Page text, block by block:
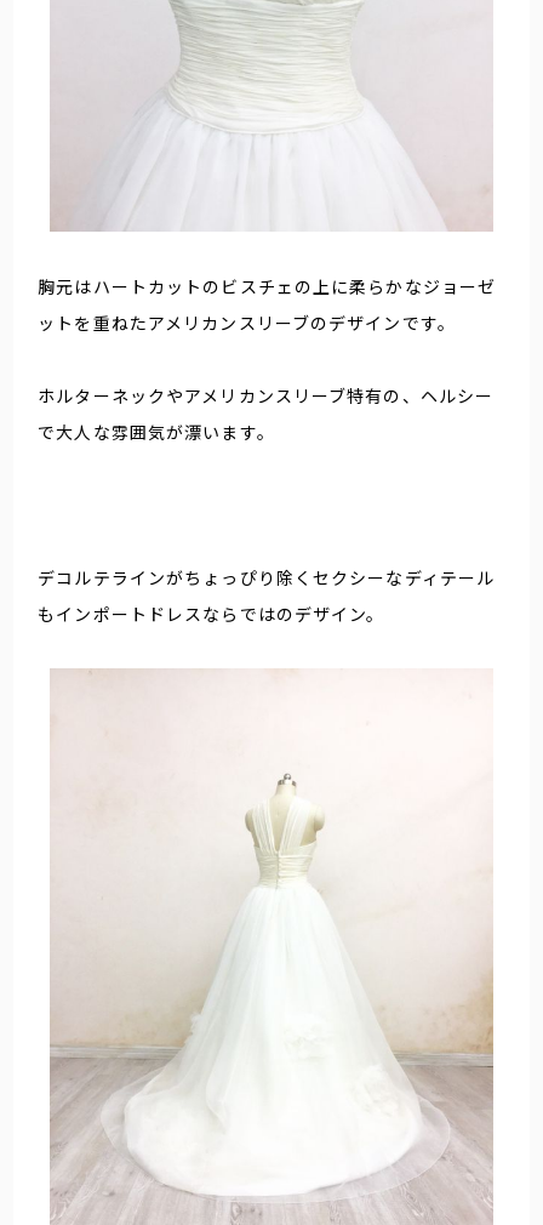
胸元はハートカットのビスチェの上に柔らかなジョーゼ
ットを重ねたアメリカンスリーブのデザインです。
ホルターネックやアメリカンスリーブ特有の、ヘルシー
で大人な雰囲気が漂います。
デコルテラインがちょっぴり除くセクシーなディテール
もインポートドレスならではのデザイン。